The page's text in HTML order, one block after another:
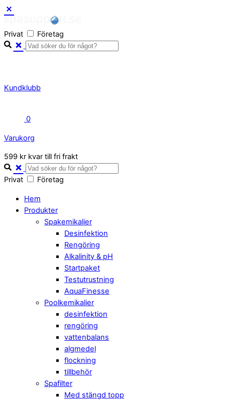
to
content
Privat Företag
Kundklubb
0
Varukorg
Close
Cart
599 kr kvar till fri frakt
Privat Företag
Hem
Produkter
Spakemikalier
Desinfektion
Rengöring
Alkalinity & pH
Startpaket
Testutrustning
AquaFinesse
Poolkemikalier
desinfektion
rengöring
vattenbalans
algmedel
flockning
tillbehör
Spafilter
Med stängd topp